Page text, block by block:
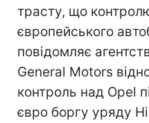
трасту, що
європейського
повідомляє
General Motors
контроль над Opel
євро боргу уряду